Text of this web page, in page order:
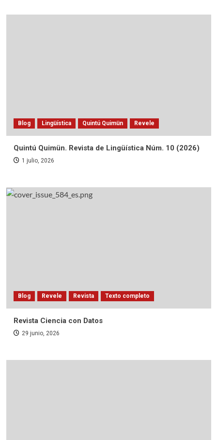
Blog Lingüística Quintú Quimün Revele
Quintú Quimün. Revista de Lingüística Núm. 10 (2026)
1 julio, 2026
Blog Revele Revista Texto completo
Revista Ciencia con Datos
29 junio, 2026